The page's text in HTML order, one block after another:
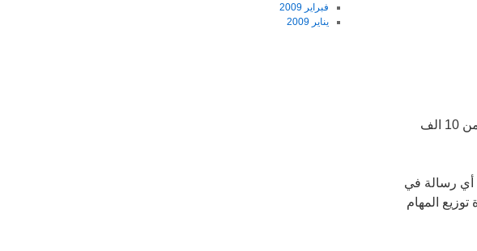
لقد كنا نواجهة مشاكل كثيرة في نظام المراسلة الاسبوع الماضي, وكانت تصلنا اكثر من 10 الف
أي رسالة في
المهام
فبراير 2009
يناير 2009